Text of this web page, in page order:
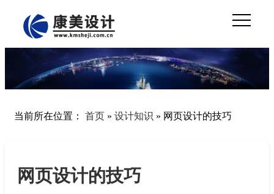
当前所在位置： 首页 » 设计知识 » 网页设计的技巧
网页设计的技巧